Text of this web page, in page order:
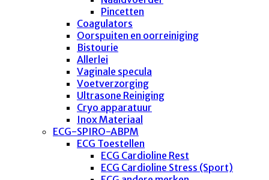
Pincetten
Coagulators
Oorspuiten en oorreiniging
Bistourie
Allerlei
Vaginale specula
Voetverzorging
Ultrasone Reiniging
Cryo apparatuur
Inox Materiaal
ECG-SPIRO-ABPM
ECG Toestellen
ECG Cardioline Rest
ECG Cardioline Stress (Sport)